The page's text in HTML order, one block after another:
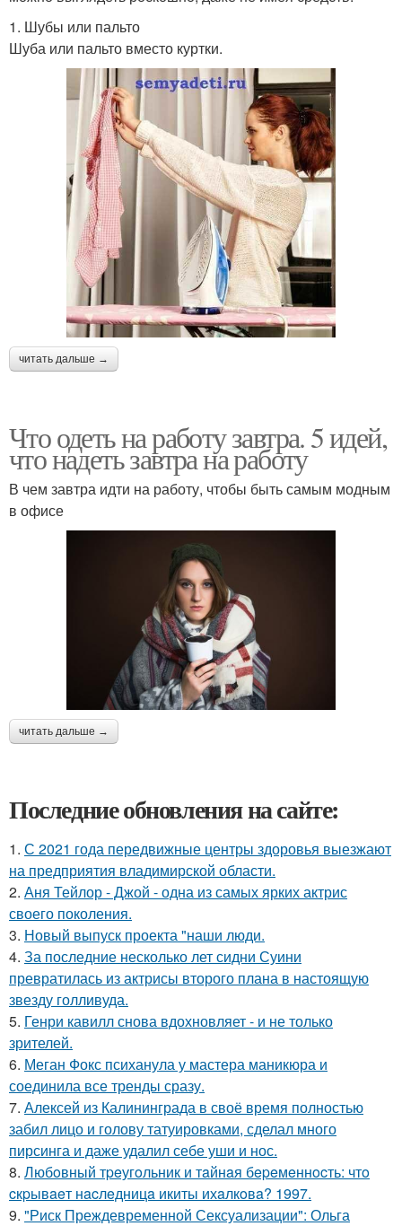
1. Шубы или пальто
Шуба или пальто вместо куртки.
читать дальше →
Что одеть на работу завтра. 5 идей,
что надеть завтра на работу
В чем завтра идти на работу, чтобы быть самым модным
в офисе
читать дальше →
Последние обновления на сайте:
1. С 2021 года передвижные центры здоровья выезжают
на предприятия владимирской области.
2. Аня Тейлор - Джой - одна из самых ярких актрис
своего поколения.
3. Новый выпуск проекта "наши люди.
4. За последние несколько лет сидни Суини
превратилась из актрисы второго плана в настоящую
звезду голливуда.
5. Генри кавилл снова вдохновляет - и не только
зрителей.
6. Меган Фокс психанула у мастера маникюра и
соединила все тренды сразу.
7. Алексей из Калининграда в своё время полностью
забил лицо и голову татуировками, сделал много
пирсинга и даже удалил себе уши и нос.
8. Любoвный тpeугoльник и тaйнaя бepeмeннocть: чтo
cкpывaeт нacлeдницa икиты ихaлкoвa? 1997.
9. "Риск Преждевременной Сексуализации": Ольга